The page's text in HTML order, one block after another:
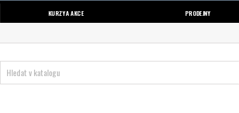
KURZY A AKCE PRODEJNY